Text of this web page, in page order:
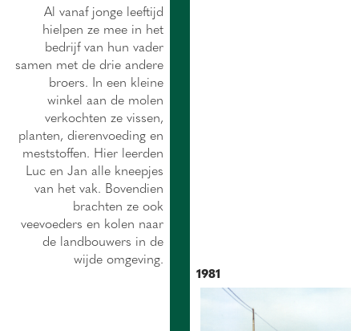
Al vanaf jonge leeftijd
hielpen ze mee in het
bedrijf van hun vader
samen met de drie andere
broers. In een kleine
winkel aan de molen
verkochten ze vissen,
planten, dierenvoeding en
meststoffen. Hier leerden
Luc en Jan alle kneepjes
van het vak. Bovendien
brachten ze ook
veevoeders en kolen naar
de landbouwers in de
wijde omgeving.
1981